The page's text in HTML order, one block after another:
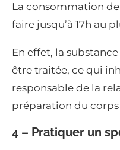
La consommation
faire jusqu’à 17h au
En effet, la
être traitée, ce qui
responsable de la
préparation du
4 – Pratiquer un